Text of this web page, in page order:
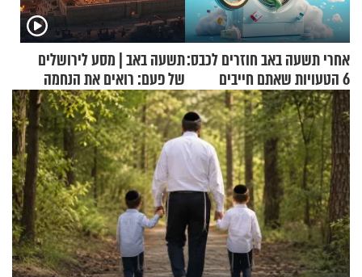
אחרי תשעה באב חוזרים לכבס:
6 הטעויות שאתם חייבים
להפסיק לעשות
תשעה באב | מסע לירושלים
של פעם: רואים את הנחמה